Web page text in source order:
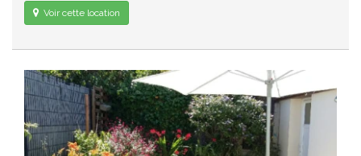
Voir cette location